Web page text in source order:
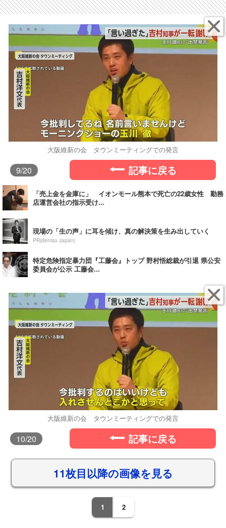
大阪維新の会 タウンミーティングでの発言
9/20 記事に戻る
「売上金を金庫に」 イオンモール熊本で死亡の22歳女性 勤務
店運営会社の指示受け...
現場の「生の声」に耳を傾け、真の解決策を生み出していく
PR(dentsu Japan)
特定危険指定暴力団『工藤会』トップ 野村悟総裁が引退 県公安
委員会が公示 工藤会...
大阪維新の会 タウンミーティングでの発言
10/20 記事に戻る
11枚目以降の画像を見る
1 2